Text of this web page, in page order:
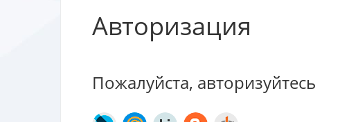
Авторизация
Пожалуйста, авторизуйтесь